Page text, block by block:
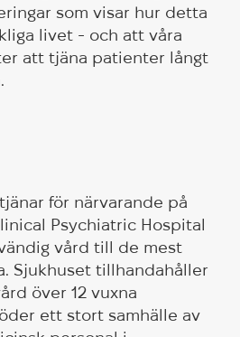
som visar hur detta
livet - och att våra
att tjäna patienter långt
för närvarande på
Psychiatric Hospital
vård till de mest
Sjukhuset tillhandahåller
över 12 vuxna
ett stort samhälle av